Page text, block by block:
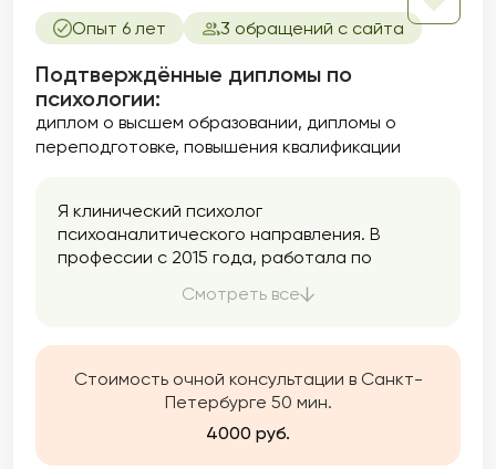
Опыт 6 лет 3 обращений с сайта
Подтверждённые дипломы по
психологии:
диплом о высшем образовании дипломы о
переподготовке повышения квалификации
Я клинический психолог
психоаналитического направления. В
профессии с 2015 года, работала по
подростками в бюджетной социальной
также на горячей линии психологической
помощи. На данный момент полностью в
частной практике.
Смотреть все
Стоимость очной консультации в Санкт-
Петербурге 50 мин.
4000 руб.